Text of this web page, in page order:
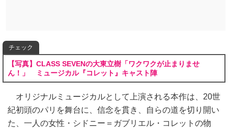
チェック
【写真】CLASS SEVENの大東立樹「ワクワクが止まりませ
ん！」 ミュージカル『コレット』キャスト陣
オリジナルミュージカルとして上演される本作は、20世
紀初頭のパリを舞台に、信念を貫き、自らの道を切り開い
た、一人の女性・シドニー＝ガブリエル・コレットの物